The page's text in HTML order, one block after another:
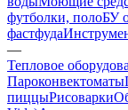
футболки, полоБУ
фастфуда
—
Тепловое
Пароконвектоматы
пиццыРисоварки